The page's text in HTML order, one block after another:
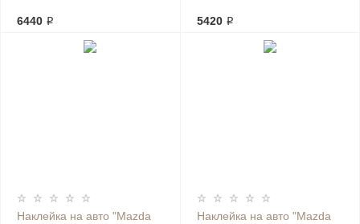
6440 ₽ 5420 ₽
Наклейка на авто "Mazda
Наклейка на авто "Mazda